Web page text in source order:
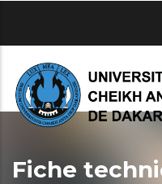
principal
Fiche